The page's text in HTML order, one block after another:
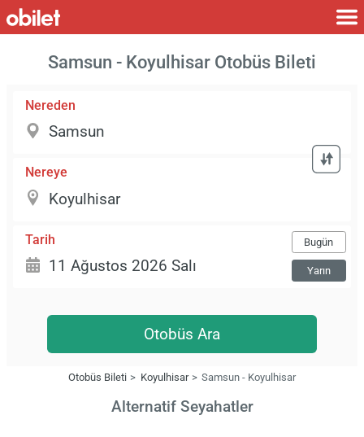
Samsun - Koyulhisar Otobüs Bileti
Nereden
Nereye
Tarih Bugün
Yarın
Otobüs Ara
Otobüs Bileti Koyulhisar Samsun - Koyulhisar
Alternatif Seyahatler